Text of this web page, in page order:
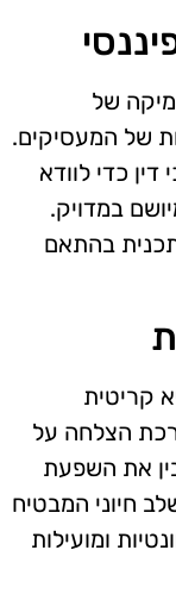
של
של המעסיקים.
כדי לוודא
במדויק.
בהתאם
קריטית
הצלחה על
את השפעת
חיוני המבטיח
ומועילות